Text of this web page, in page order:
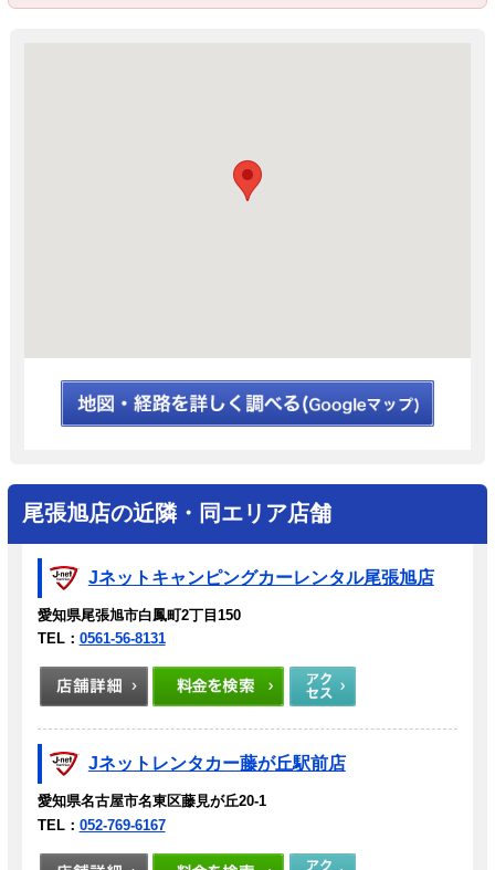
尾張旭店の近隣・同エリア店舗
Jネットキャンピングカーレンタル尾張旭店
愛知県尾張旭市白鳳町2丁目150
TEL： 0561-56-8131
Jネットレンタカー藤が丘駅前店
愛知県名古屋市名東区藤見が丘20-1
TEL： 052-769-6167